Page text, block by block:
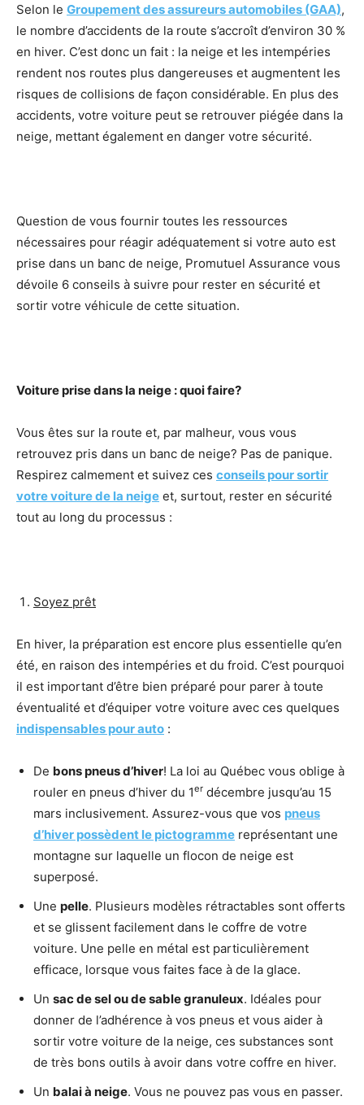
Selon le Groupement des assureurs automobiles (GAA),
le nombre d’accidents de la route s’accroît d’environ 30 %
en hiver. C’est donc un fait : la neige et les intempéries
rendent nos routes plus dangereuses et augmentent les
risques de collisions de façon considérable. En plus des
accidents, votre voiture peut se retrouver piégée dans la
neige, mettant également en danger votre sécurité.
Question de vous fournir toutes les ressources
nécessaires pour réagir adéquatement si votre auto est
prise dans un banc de neige, Promutuel Assurance vous
dévoile 6 conseils à suivre pour rester en sécurité et
sortir votre véhicule de cette situation.
Voiture prise dans la neige : quoi faire?
Vous êtes sur la route et, par malheur, vous vous
retrouvez pris dans un banc de neige? Pas de panique.
Respirez calmement et suivez ces conseils pour sortir
votre voiture de la neige et, surtout, rester en sécurité
tout au long du processus :
Soyez prêt
En hiver, la préparation est encore plus essentielle qu’en
été, en raison des intempéries et du froid. C’est pourquoi
il est important d’être bien préparé pour parer à toute
éventualité et d’équiper votre voiture avec ces quelques
indispensables pour auto :
De bons pneus d’hiver! La loi au Québec vous oblige à
rouler en pneus d’hiver du 1er décembre jusqu’au 15
mars inclusivement. Assurez-vous que vos pneus
d’hiver possèdent le pictogramme représentant une
montagne sur laquelle un flocon de neige est
superposé.
Une pelle. Plusieurs modèles rétractables sont offerts
et se glissent facilement dans le coffre de votre
voiture. Une pelle en métal est particulièrement
efficace, lorsque vous faites face à de la glace.
Un sac de sel ou de sable granuleux. Idéales pour
donner de l’adhérence à vos pneus et vous aider à
sortir votre voiture de la neige, ces substances sont
de très bons outils à avoir dans votre coffre en hiver.
Un balai à neige. Vous ne pouvez pas vous en passer.